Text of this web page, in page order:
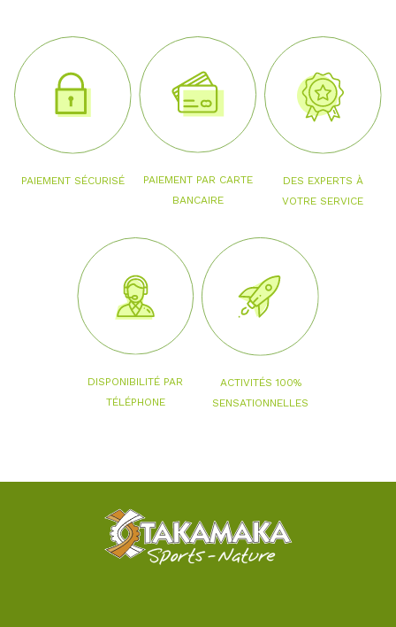
PAIEMENT SÉCURISÉ
PAIEMENT PAR CARTE
BANCAIRE
DES EXPERTS À
VOTRE SERVICE
DISPONIBILITÉ PAR
TÉLÉPHONE
ACTIVITÉS 100%
SENSATIONNELLES